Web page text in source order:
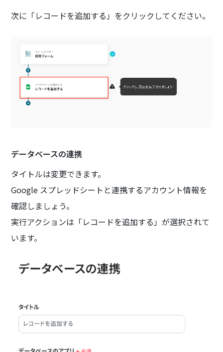
次に「レコードを追加する」をクリックしてください。
データベースの連携
タイトルは変更できます。
Google スプレッドシートと連携するアカウント情報を
確認しましょう。
実行アクションは「レコードを追加する」が選択されて
います。